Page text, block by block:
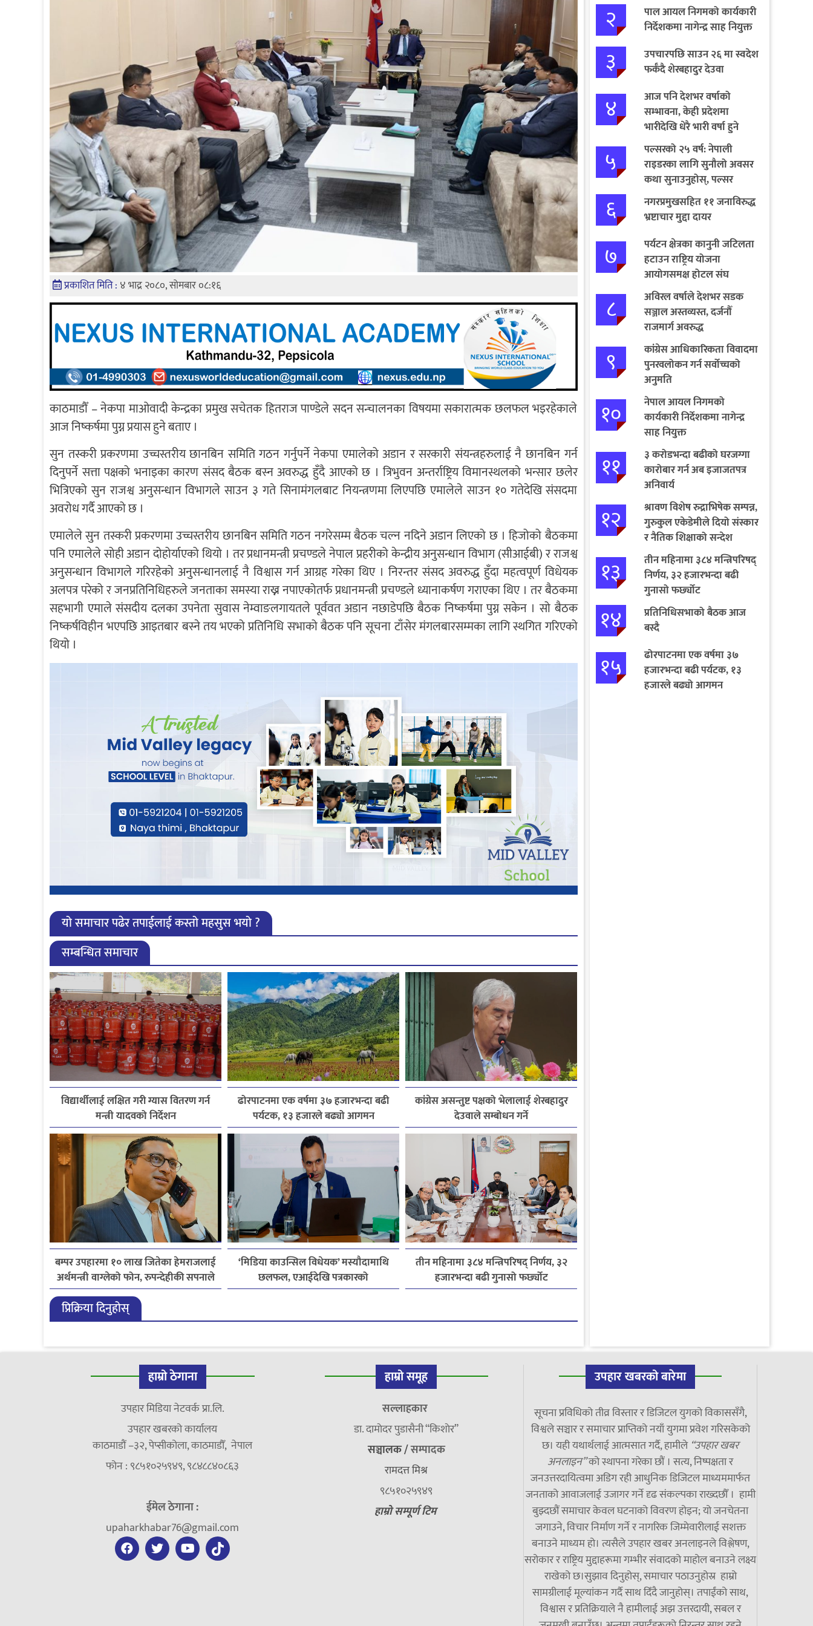
प्रकाशित मिति : ४ भाद्र २०८०, सोमबार ०८:१६
काठमाडौँ – नेकपा माओवादी केन्द्रका प्रमुख सचेतक हितराज पाण्डेले सदन सन्चालनका विषयमा सकारात्मक छलफल भइरहेकाले
आज निष्कर्षमा पुग्न प्रयास हुने बताए ।
सुन तस्करी प्रकरणमा उच्चस्तरीय छानबिन समिति गठन गर्नुपर्ने नेकपा एमालेको अडान र सरकारी संयन्त्रहरुलाई नै छानबिन गर्न
दिनुपर्ने सत्ता पक्षको भनाइका कारण संसद बैठक बस्न अवरुद्ध हुँदै आएको छ । त्रिभुवन अन्तर्राष्ट्रिय विमानस्थलको भन्सार छलेर
भित्रिएको सुन राजश्व अनुसन्धान विभागले साउन ३ गते सिनामंगलबाट नियन्त्रणमा लिएपछि एमालेले साउन १० गतेदेखि संसदमा
अवरोध गर्दै आएको छ ।
एमालेले सुन तस्करी प्रकरणमा उच्चस्तरीय छानबिन समिति गठन नगरेसम्म बैठक चल्न नदिने अडान लिएको छ । हिजोको बैठकमा
पनि एमालेले सोही अडान दोहोर्याएको थियो । तर प्रधानमन्त्री प्रचण्डले नेपाल प्रहरीको केन्द्रीय अनुसन्धान विभाग (सीआईबी) र राजश्व
अनुसन्धान विभागले गरिरहेको अनुसन्धानलाई नै विश्वास गर्न आग्रह गरेका थिए । निरन्तर संसद अवरुद्ध हुँदा महत्वपूर्ण विधेयक
अलपत्र परेको र जनप्रतिनिधिहरुले जनताका समस्या राख्न नपाएकोतर्फ प्रधानमन्त्री प्रचण्डले ध्यानाकर्षण गराएका थिए । तर बैठकमा
सहभागी एमाले संसदीय दलका उपनेता सुवास नेम्वाङलगायतले पूर्ववत अडान नछाडेपछि बैठक निष्कर्षमा पुग्न सकेन । सो बैठक
निष्कर्षविहीन भएपछि आइतबार बस्ने तय भएको प्रतिनिधि सभाको बैठक पनि सूचना टाँसेर मंगलबारसम्मका लागि स्थगित गरिएको
थियो ।
यो समाचार पढेर तपाईलाई कस्तो महसुस भयो ?
सम्बन्धित समाचार
विद्यार्थीलाई लक्षित गरी ग्यास वितरण गर्न
मन्त्री यादवको निर्देशन
ढोरपाटनमा एक वर्षमा ३७ हजारभन्दा बढी
पर्यटक, १३ हजारले बढ्यो आगमन
कांग्रेस असन्तुष्ट पक्षको भेलालाई शेरबहादुर
देउवाले सम्बोधन गर्ने
बम्पर उपहारमा १० लाख जितेका हेमराजलाई
अर्थमन्त्री वाग्लेको फोन, रुपन्देहीकी सपनाले
जितिन् एक लाख
‘मिडिया काउन्सिल विधेयक’ मस्यौदामाथि
छलफल, एआईदेखि पत्रकारको
लाइसेन्ससम्मका विषयमा सुझाव
तीन महिनामा ३८४ मन्त्रिपरिषद् निर्णय, ३२
हजारभन्दा बढी गुनासो फर्छ्योट
प्रिक्रिया दिनुहोस्
२
पाल आयल निगमको कार्यकारी
निर्देशकमा नागेन्द्र साह नियुक्त
३
उपचारपछि साउन २६ मा स्वदेश
फर्कँदै शेरबहादुर देउवा
४
आज पनि देशभर वर्षाको
सम्भावना, केही प्रदेशमा
भारीदेखि धेरै भारी वर्षा हुने
चेतावनी
५
पल्सरको २५ वर्ष: नेपाली
राइडरका लागि सुनौलो अवसर
कथा सुनाउनुहोस्, पल्सर
जित्नुहोस्
६
नगरप्रमुखसहित ११ जनाविरुद्ध
भ्रष्टाचार मुद्दा दायर
७
पर्यटन क्षेत्रका कानुनी जटिलता
हटाउन राष्ट्रिय योजना
आयोगसमक्ष होटल संघ
बागमतीका पाँचबुँदे माग
८
अविरल वर्षाले देशभर सडक
सञ्जाल अस्तव्यस्त, दर्जनौँ
राजमार्ग अवरुद्ध
९
कांग्रेस आधिकारिकता विवादमा
पुनरवलोकन गर्न सर्वोच्चको
अनुमति
१०
नेपाल आयल निगमको
कार्यकारी निर्देशकमा नागेन्द्र
साह नियुक्त
११
३ करोडभन्दा बढीको घरजग्गा
कारोबार गर्न अब इजाजतपत्र
अनिवार्य
१२
श्रावण विशेष रुद्राभिषेक सम्पन्न,
गुरुकुल एकेडेमीले दियो संस्कार
र नैतिक शिक्षाको सन्देश
१३
तीन महिनामा ३८४ मन्त्रिपरिषद्
निर्णय, ३२ हजारभन्दा बढी
गुनासो फर्छ्योट
१४
प्रतिनिधिसभाको बैठक आज
बस्दै
१५
ढोरपाटनमा एक वर्षमा ३७
हजारभन्दा बढी पर्यटक, १३
हजारले बढ्यो आगमन
हाम्रो ठेगाना
उपहार मिडिया नेटवर्क प्रा.लि.
उपहार खबरको कार्यालय
काठमाडौं –३२, पेप्सीकोला, काठमाडौँ, नेपाल
फोन : ९८५१०२५९४९, ९८४८८४०८६३
ईमेल ठेगाना :
upaharkhabar76@gmail.com
हाम्रो समूह
सल्लाहकार
डा. दामाेदर पुडासैनी “किशाेर”
सञ्चालक /सम्पादक
रामदत्त मिश्र
९८५१०२५९४९
हाम्रो सम्पूर्ण टिम
उपहार खबरको बारेमा
सूचना प्रविधिको तीव्र विस्तार र डिजिटल युगको विकाससँगै,
विश्वले सञ्चार र समाचार प्राप्तिको नयाँ युगमा प्रवेश गरिसकेको
छ। यही यथार्थलाई आत्मसात गर्दै, हामीले “उपहार खबर
अनलाइन”को स्थापना गरेका छौं । सत्य, निष्पक्षता र
जनउत्तरदायित्वमा अडिग रही आधुनिक डिजिटल माध्यममार्फत
जनताको आवाजलाई उजागर गर्ने दृढ संकल्पका राख्दछौँ । हामी
बुझ्दछौं समाचार केवल घटनाको विवरण होइन; यो जनचेतना
जगाउने, विचार निर्माण गर्ने र नागरिक जिम्मेवारीलाई सशक्त
बनाउने माध्यम हो। त्यसैले उपहार खबर अनलाइनले विश्लेषण,
सरोकार र राष्ट्रिय मुद्दाहरूमा गम्भीर संवादको माहोल बनाउने लक्ष्य
राखेको छ।सुझाव दिनुहोस्, समाचार पठाउनुहोस्र हाम्रो
सामग्रीलाई मूल्यांकन गर्दै साथ दिँदै जानुहोस्। तपाईंको साथ,
विश्वास र प्रतिक्रियाले नै हामीलाई अझ उत्तरदायी, सबल र